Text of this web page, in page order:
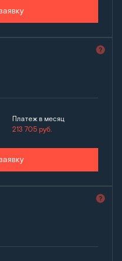
Платеж в месяц
213 705руб.